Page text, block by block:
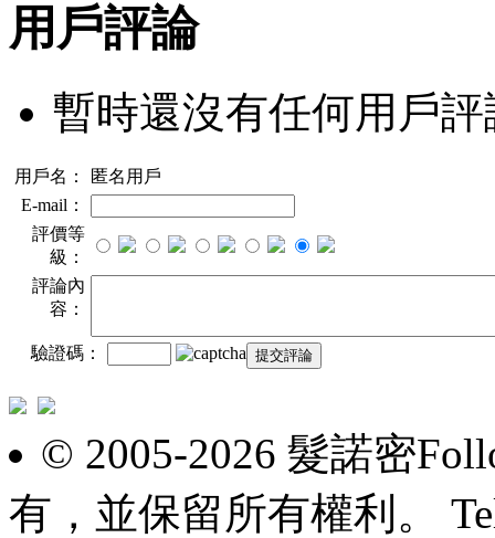
用戶評論
暫時還沒有任何用戶評
用戶名：
匿名用戶
E-mail：
評價等
級：
評論內
容：
驗證碼：
© 2005-2026 髮諾密
有，並保留所有權利。